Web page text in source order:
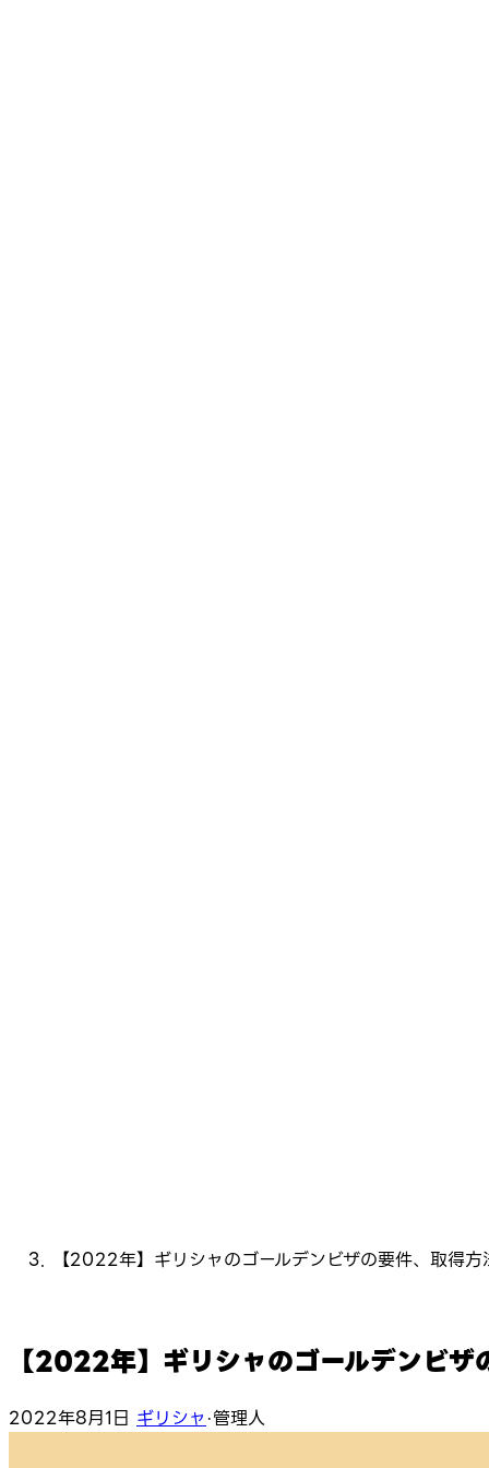
【2022年】ギリシャのゴールデンビザの要件、取得方
【2022年】ギリシャのゴールデンビ
2022年8月1日 ギリシャ ·管理人